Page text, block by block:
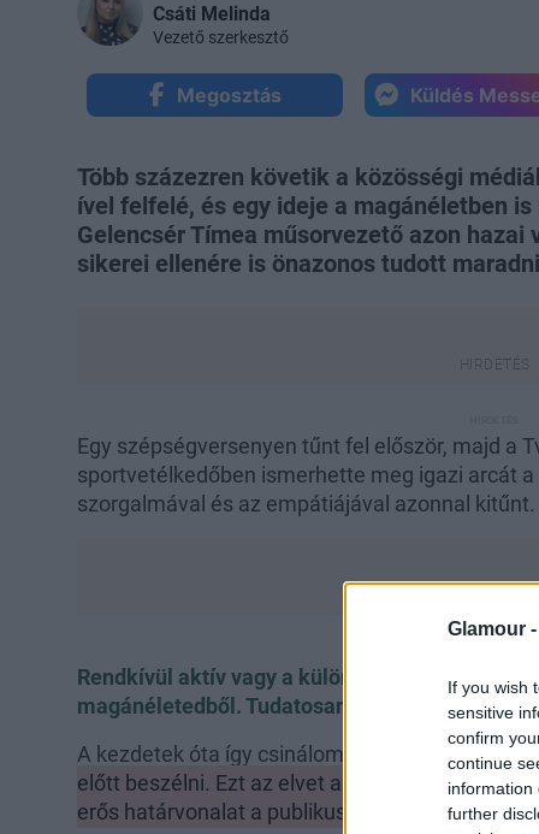
Glamour -
If you wish
sensitive
confirm
continue
information
further
Csáti Melinda
Vezető szerkesztő
Megosztás Küldés
Több százezren követik a közösségi
ível felfelé, és egy ideje a magánéletben
Gelencsér Tímea műsorvezető azon
sikerei ellenére is önazonos tudott
Egy szépségversenyen tűnt fel először, majd a
sportvetélkedőben ismerhette meg igazi arcát a
szorgalmával és az empátiájával azonnal kitűnt.
Rendkívül aktív vagy a különböző közösségi
magánéletedből. Tudatosan alakítottad így?
A kezdetek óta így csinálom:
vannak dolgok,
előtt beszélni. Ezt az elvet azóta is követem,
erős határvonalat a publikus és a privát életem